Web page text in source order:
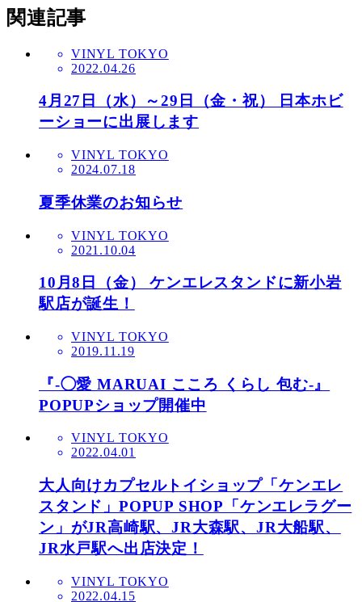
関連記事
VINYL TOKYO
2022.04.26
4月27日（水）～29日（金・祝） 日本ホビ
ーショーに出展します
VINYL TOKYO
2024.07.18
夏季休業のお知らせ
VINYL TOKYO
2021.10.04
10月8日（金） ケンエレスタンドに新小岩
駅店が誕生！
VINYL TOKYO
2019.11.19
『-◯愛 MARUAI こころ くらし 包む-』
POPUPショップ開催中
VINYL TOKYO
2022.04.01
大人向けカプセルトイショップ「ケンエレ
スタンド」POPUP SHOP「ケンエレラグー
ン」がJR高崎駅、JR大森駅、JR大船駅、
JR水戸駅へ出店決定！
VINYL TOKYO
2022.04.15